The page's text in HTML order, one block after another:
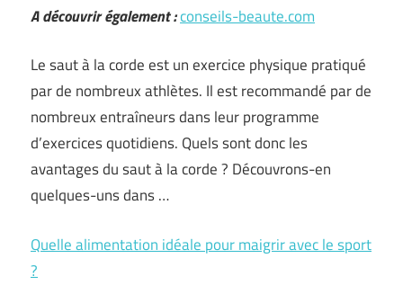
A découvrir également :conseils-beaute.com
Le saut à la corde est un exercice physique pratiqué
par de nombreux athlètes. Il est recommandé par de
nombreux entraîneurs dans leur programme
d’exercices quotidiens. Quels sont donc les
avantages du saut à la corde ? Découvrons-en
quelques-uns dans …
Quelle alimentation idéale pour maigrir avec le sport
?